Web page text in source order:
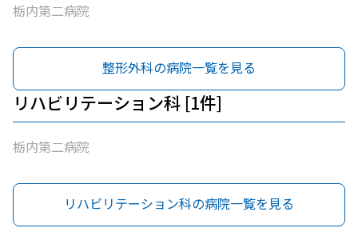
栃内第二病院
整形外科の病院一覧を見る
リハビリテーション科 [1件]
栃内第二病院
リハビリテーション科の病院一覧を見る